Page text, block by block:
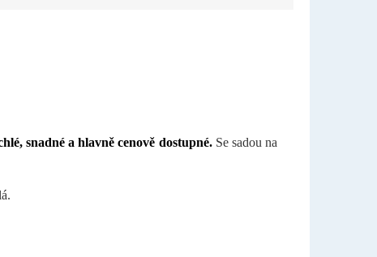
snadné a hlavně cenově dostupné. Se sadou na